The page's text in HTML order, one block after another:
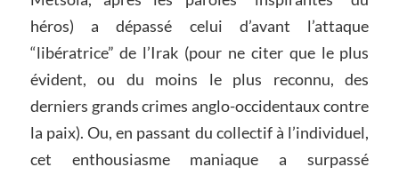
héros) a dépassé celui d’avant l’attaque
“libératrice” de l’Irak (pour ne citer que le plus
évident, ou du moins le plus reconnu, des
derniers grands crimes anglo-occidentaux contre
la paix). Ou, en passant du collectif à l’individuel,
cet enthousiasme maniaque a surpassé